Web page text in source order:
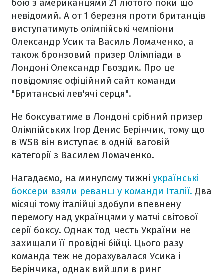
бою з американцями 21 лютого поки що
невідомий. А от 1 березня проти британців
виступатимуть олімпійські чемпіони
Олександр Усик та Василь Ломаченко, а
також бронзовий призер Олімпіади в
Лондоні Олександр Гвоздик. Про це
повідомляє офіційний сайт команди
"Британські лев'ячі серця".
Не боксуватиме в Лондоні срібний призер
Олімпійських Ігор Денис Берінчик, тому що
в WSB він виступає в одній ваговій
категорії з Василем Ломаченко.
Нагадаємо, на минулому тижні українські
боксери взяли реванш у команди Італії. Два
місяці тому італійці здобули впевнену
перемогу над українцями у матчі світової
серії боксу. Однак тоді честь України не
захищали її провідні бійці. Цього разу
команда теж не дорахувалася Усика і
Берінчика, однак вийшли в ринг